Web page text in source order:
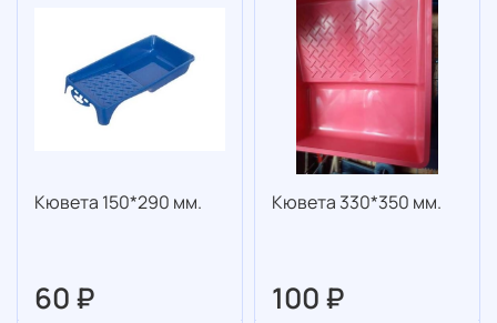
Кювета 150*290 мм.
60 ₽
Кювета 330*350 мм.
100 ₽